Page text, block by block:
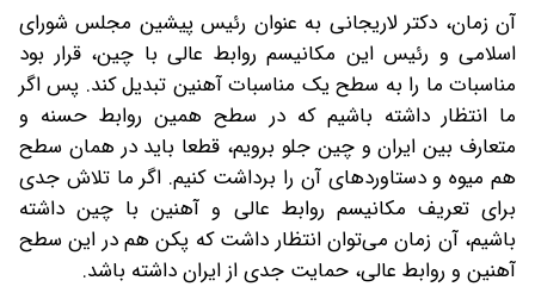
‌آن زمان، دکتر لاریجانی به عنوان رئیس پیشین مجلس شورای
اسلامی و رئیس این مکانیسم روابط عالی با چین، قرار بود
مناسبات ما را به سطح یک مناسبات آهنین تبدیل کند. پس اگر
ما انتظار داشته باشیم که در سطح همین روابط حسنه و
متعارف بین ایران و چین جلو برویم، قطعا باید در همان سطح
هم میوه و دستاوردهای آن را برداشت کنیم. اگر ما تلاش جدی
برای تعریف مکانیسم روابط عالی و آهنین با چین داشته
باشیم، آن زمان می‌توان انتظار داشت که پکن هم در این سطح
آهنین و روابط عالی، حمایت جدی از ایران داشته باشد.